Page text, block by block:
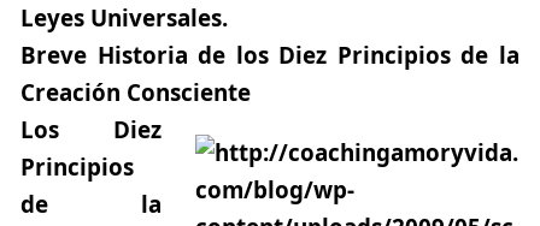
Leyes Universales.
Breve Historia de los Diez Principios de la
Creación Consciente
Los Diez
Principios
de la